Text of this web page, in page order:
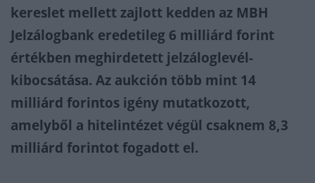
kereslet mellett zajlott kedden az MBH
Jelzálogbank eredetileg 6 milliárd forint
értékben meghirdetett jelzáloglevél-
kibocsátása. Az aukción több mint 14
milliárd forintos igény mutatkozott,
amelyből a hitelintézet végül csaknem 8,3
milliárd forintot fogadott el.